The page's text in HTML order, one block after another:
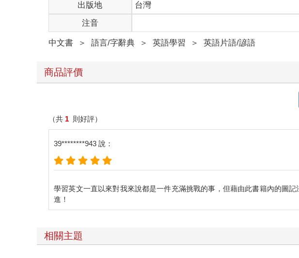
出版地
台灣
注音
中文書 ＞ 語言/字辭典 ＞ 英語學習 ＞ 英語片語/諺語
商品評價
（共 1 則好評）
39********943 說：
學習英文一直以來對我來說都是一件充滿挑戰的事，但藉由此書籍內的圖
相關主題